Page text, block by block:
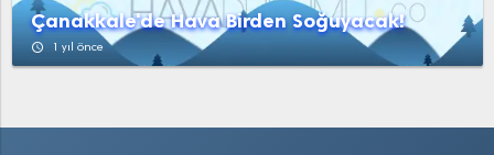
Çanakkale'de Hava Birden Soğuyacak!
access_time 1 yıl önce